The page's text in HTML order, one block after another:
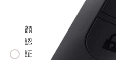
顔
認
証